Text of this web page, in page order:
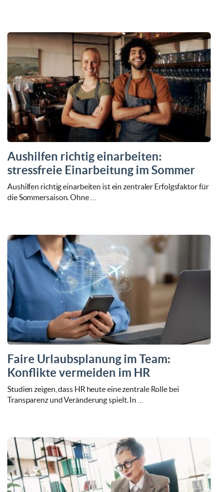
Aushilfen richtig einarbeiten:
stressfreie Einarbeitung im Sommer
Aushilfen richtig einarbeiten ist ein zentraler Erfolgsfaktor für
die Sommersaison. Ohne …
Faire Urlaubsplanung im Team:
Konflikte vermeiden im HR
Studien zeigen, dass HR heute eine zentrale Rolle bei
Transparenz und Veränderung spielt. In …